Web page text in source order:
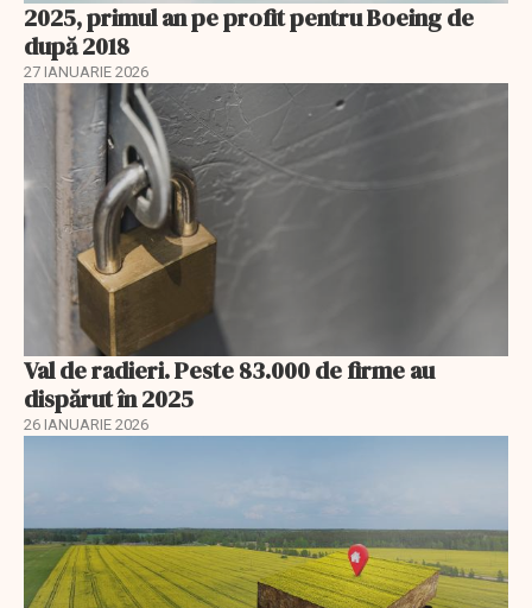
2025, primul an pe profit pentru Boeing de
după 2018
27 IANUARIE 2026
Val de radieri. Peste 83.000 de firme au
dispărut în 2025
26 IANUARIE 2026